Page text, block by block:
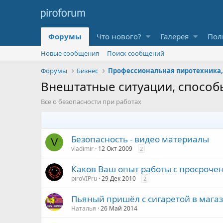
Форумы Что нового? Галерея
Новые сообщения
Поиск сообщений
Форумы
Бизнес
Внештатные ситуации,
Все о безопасности при работах
V Безопасность - видео материалы
vladimir 12 Окт 2009 2
Каков Ваш опыт работы с
piroVIPru 29 Дек 2010 2
Пьяный пришёл с сигаретой в
Наталья 26 Май 2014